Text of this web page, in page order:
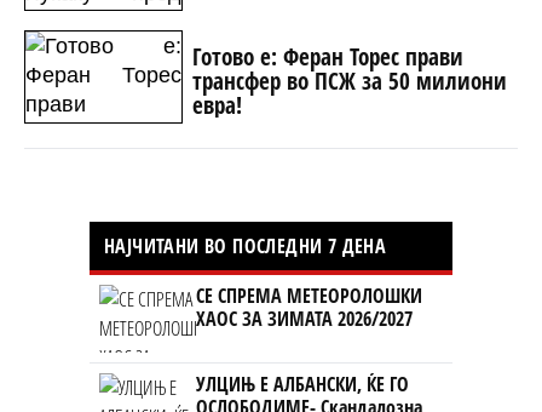
Готово е: Феран Торес прави
трансфер во ПСЖ за 50 милиони
евра!
НАЈЧИТАНИ ВО ПОСЛЕДНИ 7 ДЕНА
СЕ СПРЕМА МЕТЕОРОЛОШКИ
ХАОС ЗА ЗИМАТА 2026/2027
УЛЦИЊ Е АЛБАНСКИ, ЌЕ ГО
ОСЛОБОДИМЕ- Скандалозна